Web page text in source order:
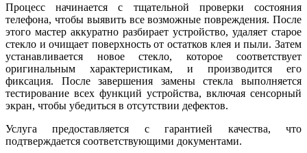
Процесс начинается с тщательной проверки состояния
телефона, чтобы выявить все возможные повреждения. После
этого мастер аккуратно разбирает устройство, удаляет старое
стекло и очищает поверхность от остатков клея и пыли. Затем
устанавливается новое стекло, которое соответствует
оригинальным характеристикам, и производится его
фиксация. После завершения замены стекла выполняется
тестирование всех функций устройства, включая сенсорный
экран, чтобы убедиться в отсутствии дефектов.
Услуга предоставляется с гарантией качества, что
подтверждается соответствующими документами.